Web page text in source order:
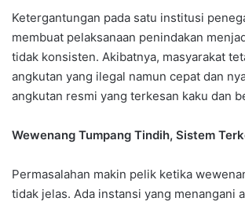
Ketergantungan pada satu institusi
membuat pelaksanaan penindakan
tidak konsisten. Akibatnya, masyarakat
angkutan yang ilegal namun cepat dan
angkutan resmi yang terkesan kaku dan
Wewenang Tumpang Tindih, Sistem
Permasalahan makin pelik ketika
tidak jelas. Ada instansi yang menangani